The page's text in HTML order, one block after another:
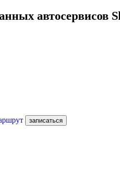
автосервисов
записаться